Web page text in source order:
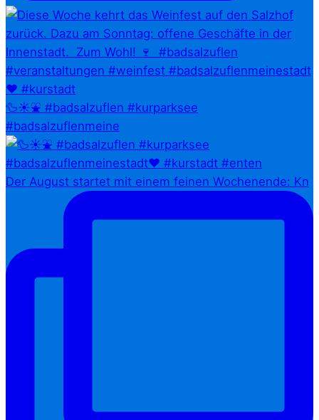
🦆☀️⛲ #badsalzuflen #kurparksee
#badsalzuflenmeine
Der August startet mit einem feinen Wochenende: Kn